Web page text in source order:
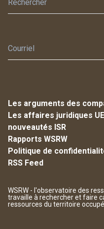
Les arguments des
Les affaires juridiques
nouveautés ISR
Rapports WSRW
Politique de
RSS Feed
WSRW - l'observatoire des
travaille à rechercher et faire
ressources du territoire